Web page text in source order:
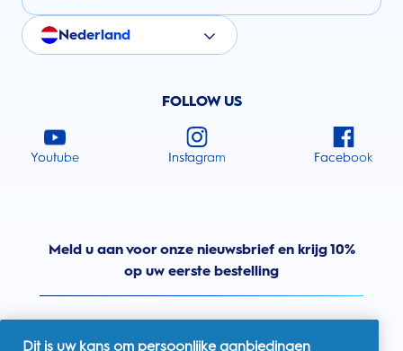
Nederland
FOLLOW US
Youtube Instagram Facebook
Meld u aan voor onze nieuwsbrief en krijg 10%
op uw eerste bestelling
Dit is uw kans om persoonlijke aanbiedingen